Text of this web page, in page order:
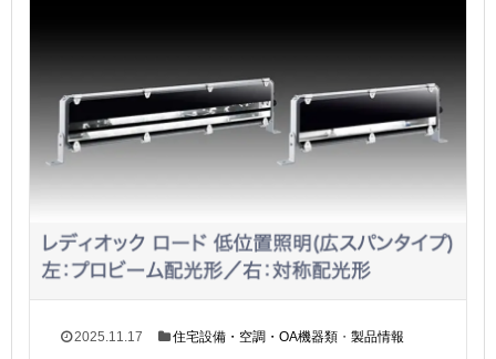
2025.11.17 住宅設備・空調・OA機器類 ・製品情報